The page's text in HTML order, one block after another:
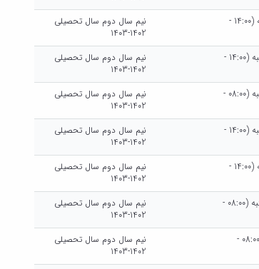
هرهفته دوشنبه (14:00 -
نیم سال دوم سال تحصیلی
1402-1403
هرهفته يك شنبه (14:00 -
نیم سال دوم سال تحصیلی
1402-1403
هرهفته يك شنبه (08:00 -
نیم سال دوم سال تحصیلی
1402-1403
هرهفته يك شنبه (14:00 -
نیم سال دوم سال تحصیلی
1402-1403
هرهفته دوشنبه (14:00 -
نیم سال دوم سال تحصیلی
1402-1403
هرهفته چهارشنبه (08:00 -
نیم سال دوم سال تحصیلی
1402-1403
هرهفته شنبه (08:00 -
نیم سال دوم سال تحصیلی
1402-1403